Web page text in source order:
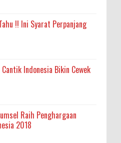
!! Ini Syarat Perpanjang
Indonesia Bikin Cewek
Raih Penghargaan
2018